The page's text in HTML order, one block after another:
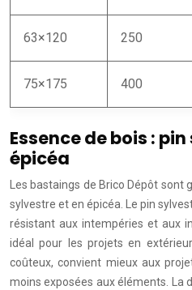
63×120 250
75×175 400
Essence de bois :
épicéa
Les bastaings de Brico Dépôt
sylvestre et en épicéa. Le pin
résistant aux intempéries et aux
idéal pour les projets en
coûteux, convient mieux aux
moins exposées aux éléments. La